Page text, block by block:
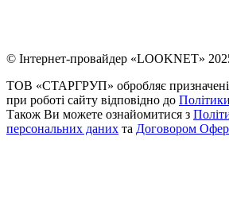
© Інтернет-провайдер «LOOKNET»
ТОВ «СТАРГРУП» обробляє призначені
при роботі сайту відповідно до
Також Ви можете ознайомитися з
персональних даних та Договором